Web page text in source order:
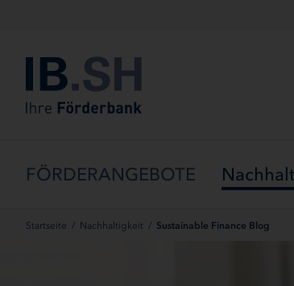
FÖRDERANGEBOTE
Startseite / Nachhaltigkeit / Sustainable Finance Blog